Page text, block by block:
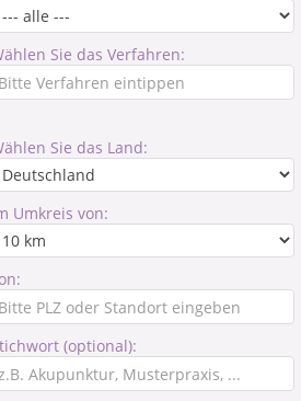
Sie das Verfahren:
Sie das Land:
Umkreis von:
(optional):